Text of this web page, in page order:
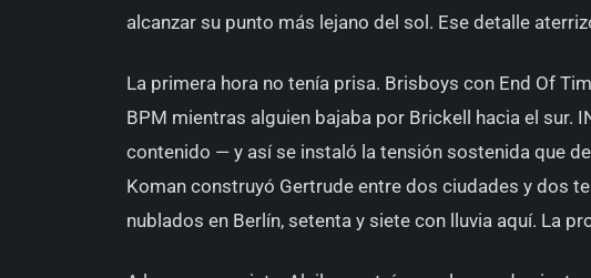
alcanzar su punto más lejano del sol. Ese detalle
La primera hora no tenía prisa. Brisboys con End Of
BPM mientras alguien bajaba por Brickell hacia el sur.
contenido — y así se instaló la tensión sostenida que
Koman construyó Gertrude entre dos ciudades y dos
nublados en Berlín, setenta y siete con lluvia aquí. La